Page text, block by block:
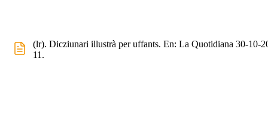
(lr). Dicziunari illustrà per uffants. En: La Quotidiana 30-10-
11.